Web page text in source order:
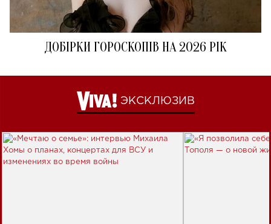
ДОБІРКИ ГОРОСКОПІВ НА 2026 РІК
ЭКСКЛЮЗИВ